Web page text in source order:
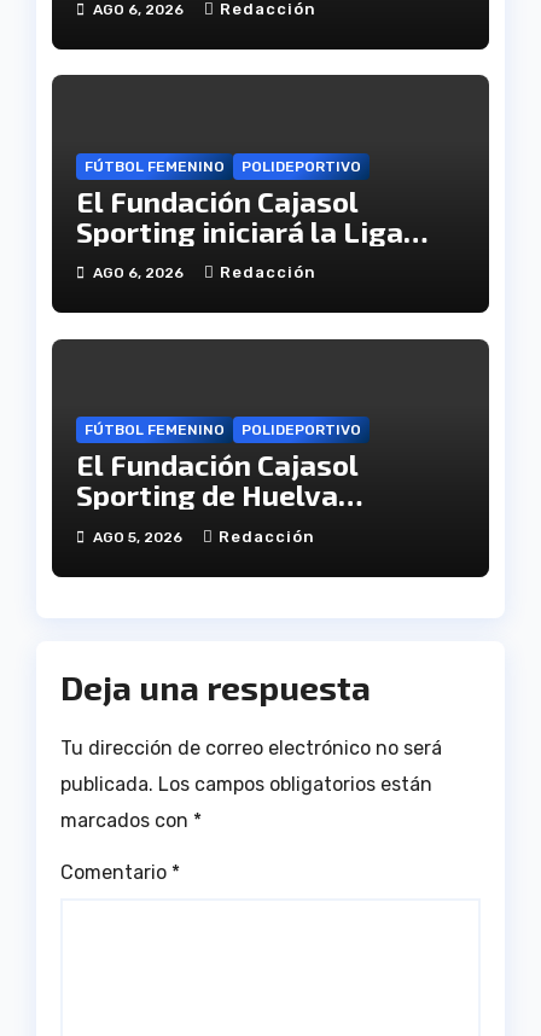
juvenil
AGO 6, 2026 Redacción
FÚTBOL FEMENINO POLIDEPORTIVO
El Fundación Cajasol
Sporting iniciará la Liga
recibiendo al Cacereño
AGO 6, 2026 Redacción
FÚTBOL FEMENINO POLIDEPORTIVO
El Fundación Cajasol
Sporting de Huelva
disputará la Copa de
Andalucía en el Estadio
Antonio Toledo Sánchez
AGO 5, 2026 Redacción
Deja una respuesta
Tu dirección de correo electrónico no será
publicada. Los campos obligatorios están
marcados con *
Comentario *